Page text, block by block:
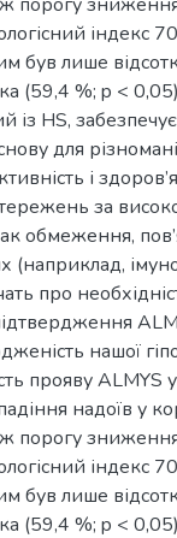
індекс
був лише
(59,4 %; p <
із HS,
для
і
за
обмеження,
(наприклад,
про
нашої
прояву ALMYS
надоїв у
порогу
індекс
був лише
(59,4 %; p <